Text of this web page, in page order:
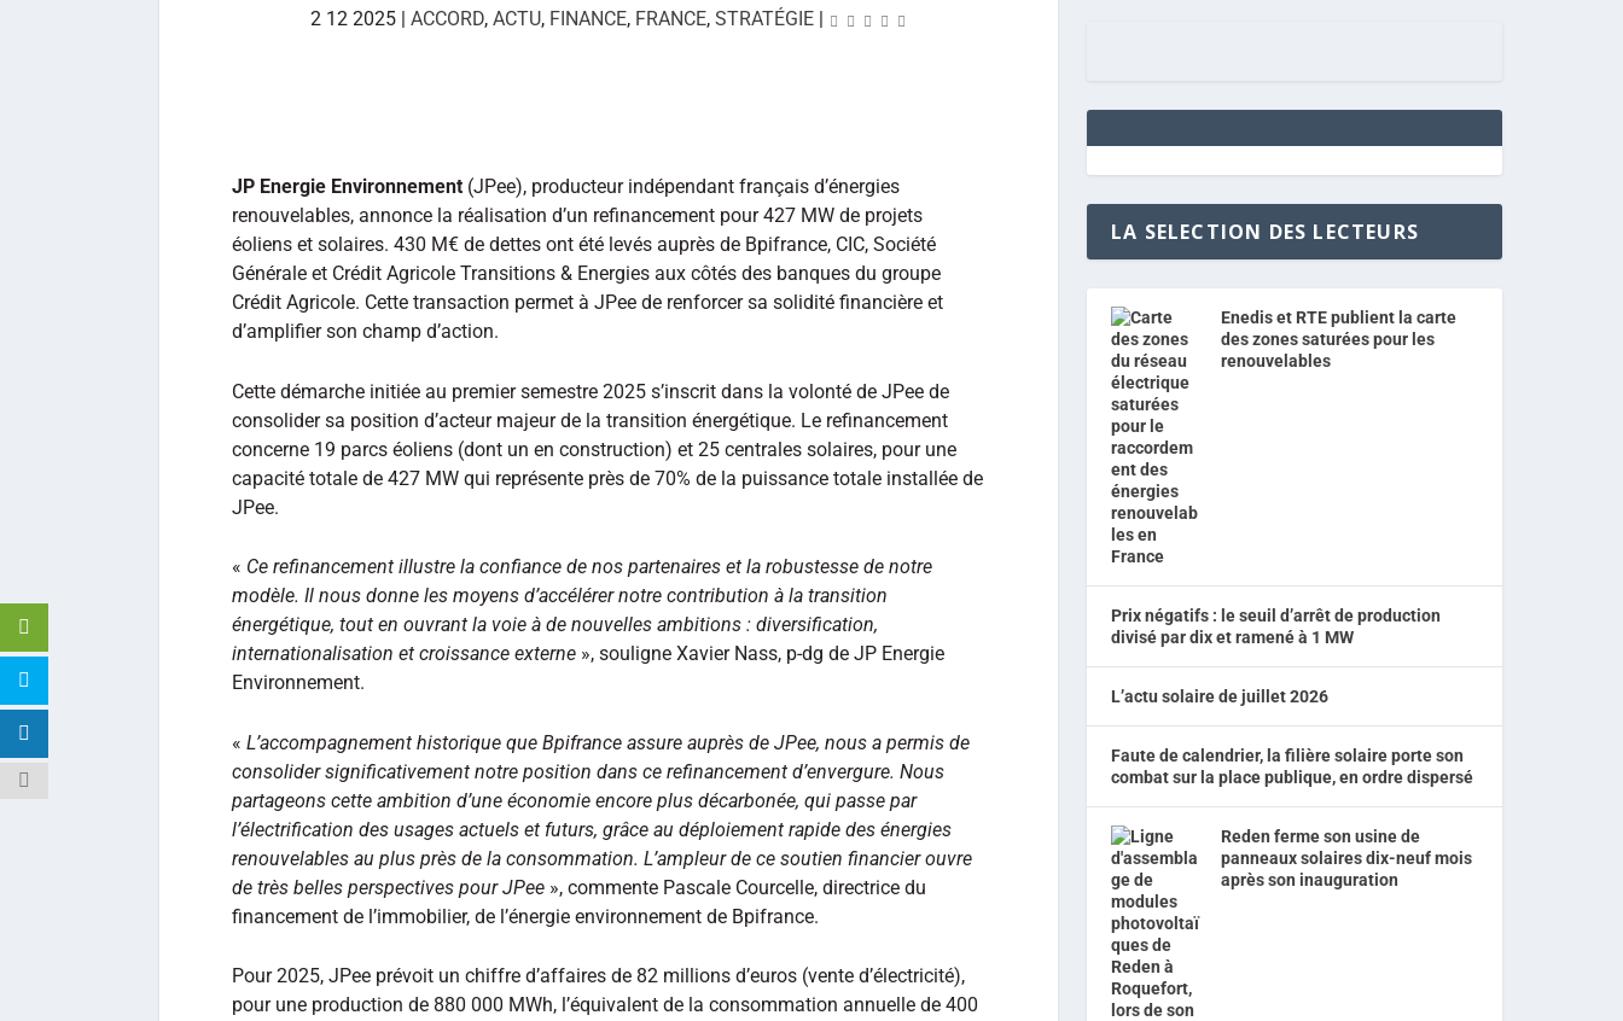
2 12 2025| ACCORD, ACTU, FINANCE, FRANCE, STRATÉGIE|
JP Energie Environnement (JPee), producteur indépendant français d’énergies
renouvelables, annonce la réalisation d’un refinancement pour 427 MW de projets
éoliens et solaires. 430 M€ de dettes ont été levés auprès de Bpifrance, CIC, Société
Générale et Crédit Agricole Transitions & Energies aux côtés des banques du groupe
Crédit Agricole. Cette transaction permet à JPee de renforcer sa solidité financière et
d’amplifier son champ d’action.
Cette démarche initiée au premier semestre 2025 s’inscrit dans la volonté de JPee de
consolider sa position d’acteur majeur de la transition énergétique. Le refinancement
concerne 19 parcs éoliens (dont un en construction) et 25 centrales solaires, pour une
capacité totale de 427 MW qui représente près de 70% de la puissance totale installée de
JPee.
« Ce refinancement illustre la confiance de nos partenaires et la robustesse de notre
modèle. Il nous donne les moyens d’accélérer notre contribution à la transition
énergétique, tout en ouvrant la voie à de nouvelles ambitions : diversification,
internationalisation et croissance externe », souligne Xavier Nass, p-dg de JP Energie
Environnement.
« L’accompagnement historique que Bpifrance assure auprès de JPee, nous a permis de
consolider significativement notre position dans ce refinancement d’envergure. Nous
partageons cette ambition d’une économie encore plus décarbonée, qui passe par
l’électrification des usages actuels et futurs, grâce au déploiement rapide des énergies
renouvelables au plus près de la consommation. L’ampleur de ce soutien financier ouvre
de très belles perspectives pour JPee », commente Pascale Courcelle, directrice du
financement de l’immobilier, de l’énergie environnement de Bpifrance.
Pour 2025, JPee prévoit un chiffre d’affaires de 82 millions d’euros (vente d’électricité),
pour une production de 880 000 MWh, l’équivalent de la consommation annuelle de 400
LA SELECTION DES LECTEURS
Enedis et RTE publient la carte
des zones saturées pour les
renouvelables
Prix négatifs : le seuil d’arrêt de production
divisé par dix et ramené à 1 MW
L’actu solaire de juillet 2026
Faute de calendrier, la filière solaire porte son
combat sur la place publique, en ordre dispersé
Reden ferme son usine de
panneaux solaires dix-neuf mois
après son inauguration